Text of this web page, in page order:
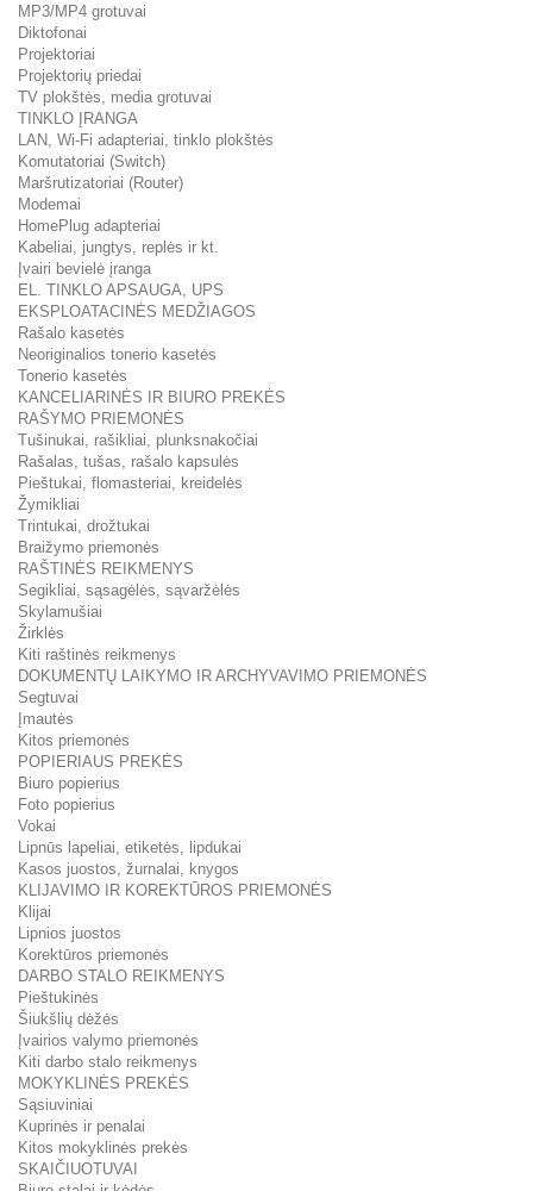
MP3/MP4 grotuvai
Diktofonai
Projektoriai
Projektorių priedai
TV plokštės, media grotuvai
TINKLO ĮRANGA
LAN, Wi-Fi adapteriai, tinklo plokštės
Komutatoriai (Switch)
Maršrutizatoriai (Router)
Modemai
HomePlug adapteriai
Kabeliai, jungtys, replės ir kt.
Įvairi bevielė įranga
EL. TINKLO APSAUGA, UPS
EKSPLOATACINĖS MEDŽIAGOS
Rašalo kasetės
Neoriginalios tonerio kasetės
Tonerio kasetės
KANCELIARINĖS IR BIURO PREKĖS
RAŠYMO PRIEMONĖS
Tušinukai, rašikliai, plunksnakočiai
Rašalas, tušas, rašalo kapsulės
Pieštukai, flomasteriai, kreidelės
Žymikliai
Trintukai, drožtukai
Braižymo priemonės
RAŠTINĖS REIKMENYS
Segikliai, sąsagėlės, sąvaržėlės
Skylamušiai
Žirklės
Kiti raštinės reikmenys
DOKUMENTŲ LAIKYMO IR ARCHYVAVIMO PRIEMONĖS
Segtuvai
Įmautės
Kitos priemonės
POPIERIAUS PREKĖS
Biuro popierius
Foto popierius
Vokai
Lipnūs lapeliai, etiketės, lipdukai
Kasos juostos, žurnalai, knygos
KLIJAVIMO IR KOREKTŪROS PRIEMONĖS
Klijai
Lipnios juostos
Korektūros priemonės
DARBO STALO REIKMENYS
Pieštukinės
Šiukšlių dėžės
Įvairios valymo priemonės
Kiti darbo stalo reikmenys
MOKYKLINĖS PREKĖS
Sąsiuviniai
Kuprinės ir penalai
Kitos mokyklinės prekės
SKAIČIUOTUVAI